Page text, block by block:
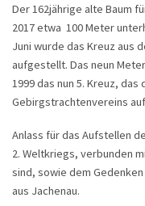
Der 162jährige alte Baum
2017 etwa 100 Meter
Juni wurde das Kreuz aus
aufgestellt. Das neun
1999 das nun 5. Kreuz,
Gebirgstrachtenvereins
Anlass für das Aufstellen
2. Weltkriegs, verbunden
sind, sowie dem
aus Jachenau.